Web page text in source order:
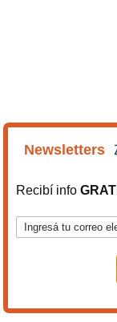
Newsletters
Recibí info